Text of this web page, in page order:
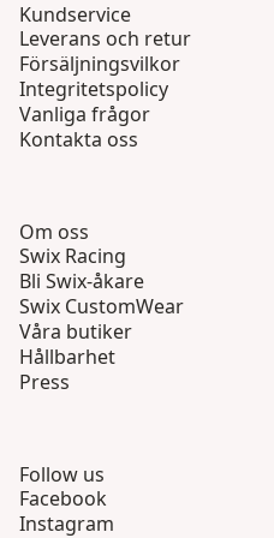
Kundservice
Leverans och retur
Försäljningsvilkor
Integritetspolicy
Vanliga frågor
Kontakta oss
Om oss
Swix Racing
Bli Swix-åkare
Swix CustomWear
Våra butiker
Hållbarhet
Press
Follow us
Facebook
Instagram